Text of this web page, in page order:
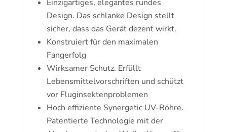
Einzigartiges, elegantes rundes
Design. Das schlanke Design stellt
sicher, dass das Gerät dezent wirkt.
Konstruiert für den maximalen
Fangerfolg
Wirksamer Schutz. Erfüllt
Lebensmittelvorschriften und schützt
vor Fluginsektenproblemen
Hoch effiziente Synergetic UV-Röhre.
Patentierte Technologie mit der